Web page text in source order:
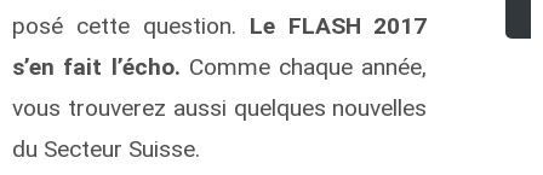
posé cette question. Le FLASH 2017
s’en fait l’écho. Comme chaque année,
vous trouverez aussi quelques nouvelles
du Secteur Suisse.